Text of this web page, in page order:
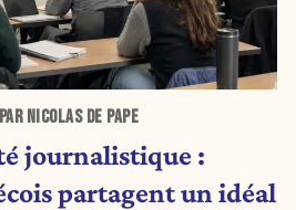
NICOLAS DE PAPE
journalistique :
partagent un idéal